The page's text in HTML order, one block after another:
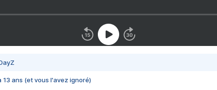
13 ans (et vous l'avez ignoré)